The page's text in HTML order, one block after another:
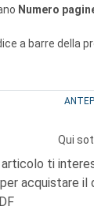
Numero
a barre
Qui
ti
acquistare il